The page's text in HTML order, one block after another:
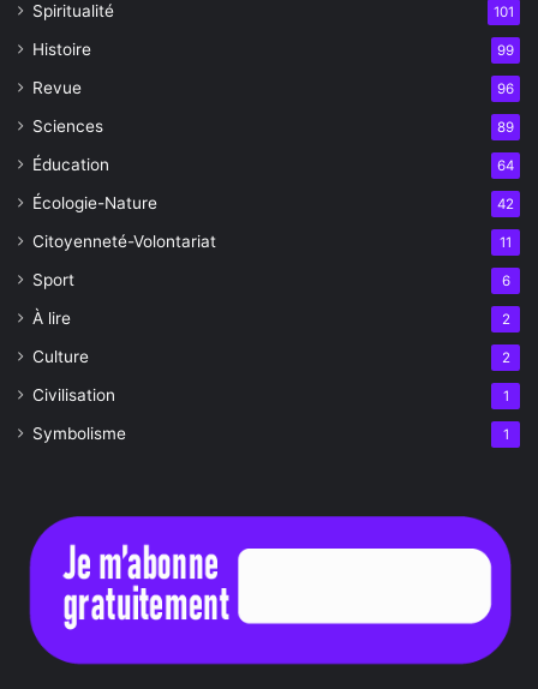
Spiritualité 101
Histoire 99
Revue 96
Sciences 89
Éducation 64
Écologie-Nature 42
Citoyenneté-Volontariat 11
Sport 6
À lire 2
Culture 2
Civilisation 1
Symbolisme 1